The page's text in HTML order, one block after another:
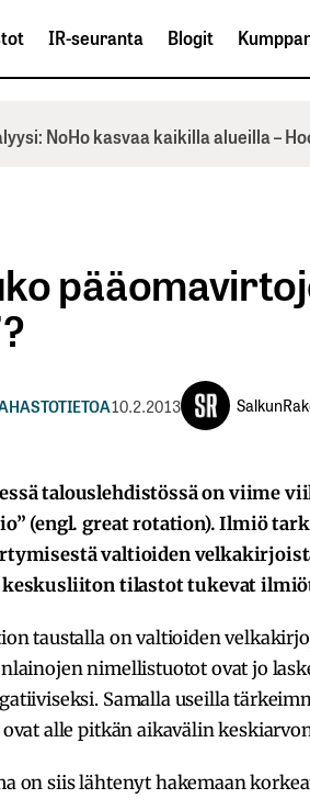
IR-seuranta Blogit
NoHo kasvaa kaikilla alueilla –
10.2.2013
talouslehdistössä on viime
(engl. great rotation). Ilmiö
valtioiden
keskusliiton tilastot tukevat
taustalla on valtioiden
nimellistuotot ovat jo
Samalla useilla
alle pitkän aikavälin
on siis lähtenyt hakemaan